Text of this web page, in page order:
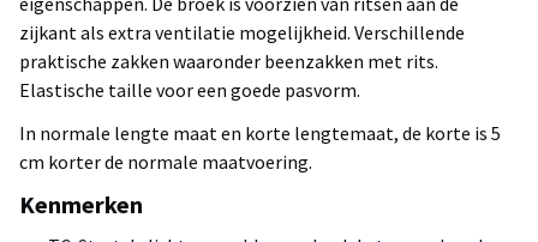
zijkant als extra ventilatie mogelijkheid. Verschillende
praktische zakken waaronder beenzakken met rits.
Elastische taille voor een goede pasvorm.
In normale lengte maat en korte lengtemaat, de korte is 5
cm korter de normale maatvoering.
Kenmerken